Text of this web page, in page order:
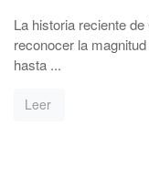
La historia reciente
reconocer la
hasta ...
Leer